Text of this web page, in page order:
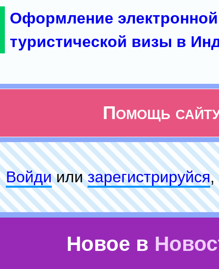
Оформление электронной
туристической визы в
Помощь
Войдиилизарeгиcтpируйся,
Новое в